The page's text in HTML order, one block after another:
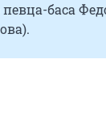
баса